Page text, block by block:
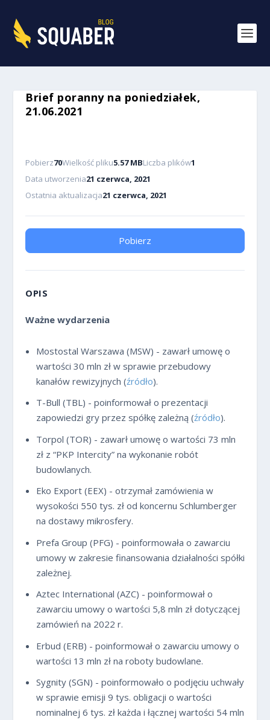
Brief poranny na poniedziałek,
21.06.2021
Pobierz70Wielkość pliku5.57 MBLiczba plików1
Data utworzenia21 czerwca, 2021
Ostatnia aktualizacja21 czerwca, 2021
Pobierz
OPIS
Ważne wydarzenia
Mostostal Warszawa (MSW) - zawarł umowę o
wartości 30 mln zł w sprawie przebudowy
kanałów rewizyjnych (źródło).
T-Bull (TBL) - poinformował o prezentacji
zapowiedzi gry przez spółkę zależną (źródło).
Torpol (TOR) - zawarł umowę o wartości 73 mln
zł z “PKP Intercity” na wykonanie robót
budowlanych.
Eko Export (EEX) - otrzymał zamówienia w
wysokości 550 tys. zł od koncernu Schlumberger
na dostawy mikrosfery.
Prefa Group (PFG) - poinformowała o zawarciu
umowy w zakresie finansowania działalności spółki
zależnej.
Aztec International (AZC) - poinformował o
zawarciu umowy o wartości 5,8 mln zł dotyczącej
zamówień na 2022 r.
Erbud (ERB) - poinformował o zawarciu umowy o
wartości 13 mln zł na roboty budowlane.
Sygnity (SGN) - poinformowało o podjęciu uchwały
w sprawie emisji 9 tys. obligacji o wartości
nominalnej 6 tys. zł każda i łącznej wartości 54 mln